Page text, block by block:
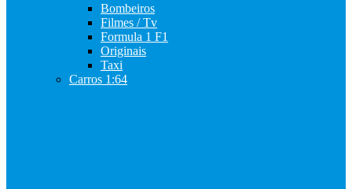
Bombeiros
Filmes / Tv
Formula 1 F1
Originais
Taxi
Carros 1:64